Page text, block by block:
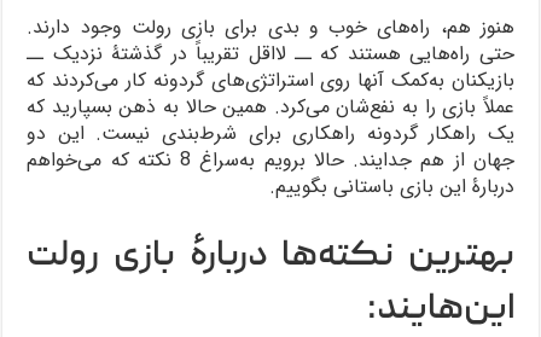
هنوز هم، راه‌های خوب و بدی برای بازی رولت وجود دارند.
حتی راه‌هایی هستند که ــ لااقل تقریباً در گذشتۀ نزدیک ــ
بازیکنان به‌کمک آنها روی استراتژی‌های گردونه کار می‌کردند که
عملاً بازی را به نفع‌شان می‌کرد. همین حالا به ذهن بسپارید که
یک راهکار گردونه راهکاری برای شرط‌بندی نیست. این دو
جهان از هم جدایند. حالا برویم به‌سراغ 8 نکته که می‌خواهم
دربارۀ این بازی باستانی بگوییم.
بهترین نکته‌ها دربارۀ بازی رولت
این‌هایند: